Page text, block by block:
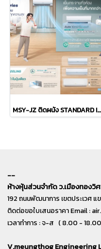
MSY-JZ ติดผนัง STANDARD INVERTER
--
ห้างหุ้นส่วนจำกัด ว.เมืองทองวิ
192 ถนนพัฒนาการ เขตประเวศ แ
ติดต่อขอใบเสนอราคา Email :
เวลาทำการ : จ-ส ( 8.00 -
V.meungthog Engineering